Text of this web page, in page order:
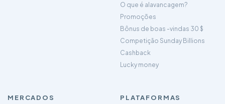
O que é alavancagem?
Promoções
Bônus de boas -vindas 30 $
Competição Sunday Billions
Cashback
Lucky money
MERCADOS PLATAFORMAS